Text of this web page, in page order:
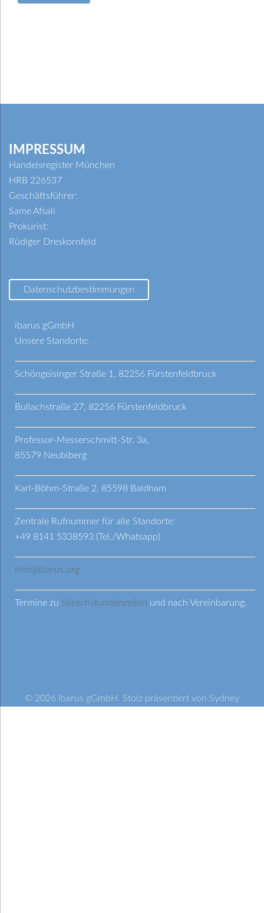
h
IMPRESSUM
Handelsregister München
HRB 226537
Geschäftsführer:
Same Afsali
Prokurist:
Rüdiger Dreskornfeld
Datenschutzbestimmungen
ibarus gGmbH
Unsere Standorte:
Schöngeisinger Straße 1, 82256 Fürstenfeldbruck
Bullachstraße 27, 82256 Fürstenfeldbruck
Professor-Messerschmitt-Str. 3a,
85579 Neubiberg
Karl-Böhm-Straße 2, 85598 Baldham
Zentrale Rufnummer für alle Standorte:
+49 8141 5338593 (Tel./Whatsapp)
info@ibarus.org
Termine zu Sprechstundenzeiten und nach Vereinbarung.
© 2026 ibarus gGmbH. Stolz präsentiert von Sydney